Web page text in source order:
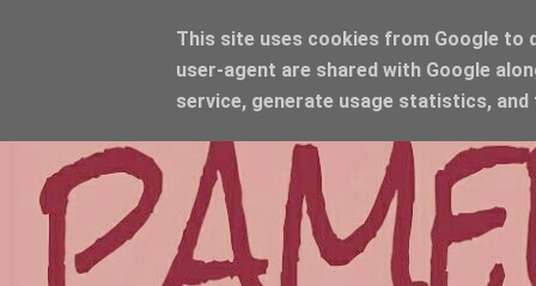
This site uses cookies from Google to
user-agent are shared with Google
service, generate usage statistics,